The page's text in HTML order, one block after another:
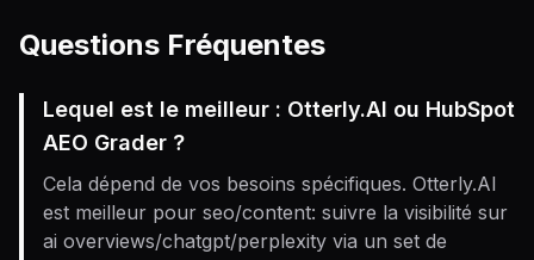
Questions Fréquentes
Lequel est le meilleur : Otterly.AI ou HubSpot
AEO Grader ?
Cela dépend de vos besoins spécifiques. Otterly.AI
est meilleur pour seo/content: suivre la visibilité sur
ai overviews/chatgpt/perplexity via un set de